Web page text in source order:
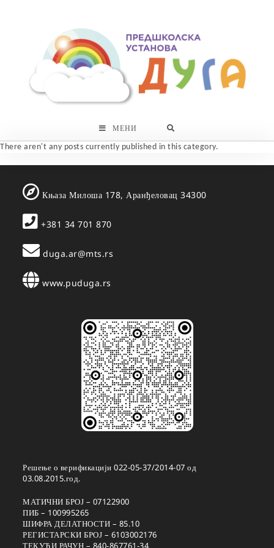
МЕНИ
There aren't any posts currently published in this category.
Књаза Милоша 178, Аранђеловац 34300
+381 34 701 870
duga.ar@mts.rs
www.puduga.rs
Решење о верификацији 022-05-37/2014-07 од
03.08.2015.год.
МАТИЧНИ БРОЈ – 07122900
ПИБ – 100995265
ШИФРА ДЕЛАТНОСТИ – 85.10
РЕГИСТАРСКИ БРОЈ – 6103002176
ТЕКУЋИ РАЧУН – 840-867761-34